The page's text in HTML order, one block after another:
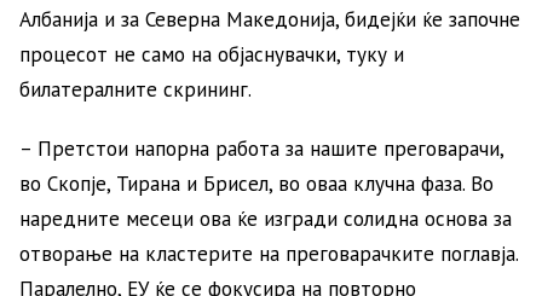
Албанија и за Северна Македонија, бидејќи ќе започне
процесот не само на објаснувачки, туку и
билатералните скрининг.
– Претстои напорна работа за нашите преговарачи,
во Скопје, Тирана и Брисел, во оваа клучна фаза. Во
наредните месеци ова ќе изгради солидна основа за
отворање на кластерите на преговарачките поглавја.
Паралелно, ЕУ ќе се фокусира на повторно